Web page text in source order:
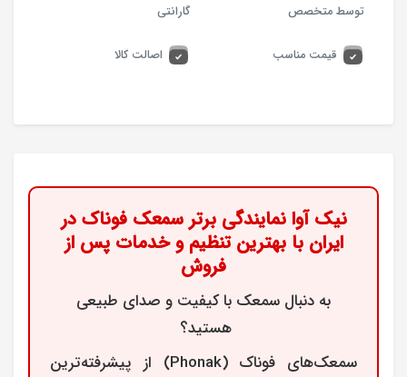
توسط متخصص
گارانتی
قیمت مناسب اصالت کالا
نیک آوا نمایندگی برتر سمعک فوناک در
ایران با بهترین تنظیم و خدمات پس از
فروش
به دنبال سمعک با کیفیت و صدای طبیعی
هستید؟
سمعک‌های فوناک (Phonak) از پیشرفته‌ترین